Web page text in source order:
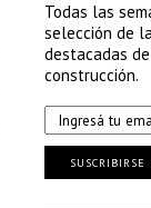
Todas las
selección de
destacadas
construcción.
SUSCRIBIRSE